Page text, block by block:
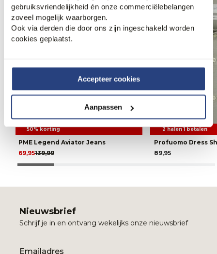
gebruiksvriendelijkheid én onze commerciëlebelangen
zoveel mogelijk waarborgen.
Ook via derden die door ons zijn ingeschakeld worden
cookies geplaatst.
Accepteer cookies
Aanpassen
50% korting
PME Legend Aviator Jeans
139,99
69,95
2 halen 1 betalen
Profuomo Dress
89,95
Nieuwsbrief
Schrijf je in en ontvang wekelijks onze nieuwsbrief
Email